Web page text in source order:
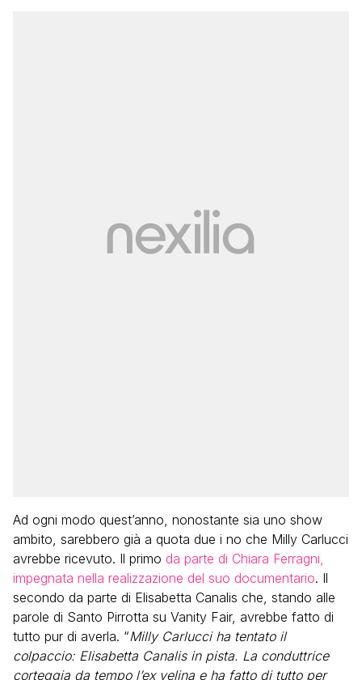
Ad ogni modo quest’anno, nonostante sia uno show
ambito, sarebbero già a quota due i no che Milly Carlucci
avrebbe ricevuto. Il primo da parte di Chiara Ferragni,
impegnata nella realizzazione del suo documentario. Il
secondo da parte di Elisabetta Canalis che, stando alle
parole di Santo Pirrotta su Vanity Fair, avrebbe fatto di
tutto pur di averla. “Milly Carlucci ha tentato il
colpaccio: Elisabetta Canalis in pista. La conduttrice
corteggia da tempo l’ex velina e ha fatto di tutto per